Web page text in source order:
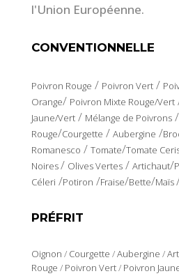
l'Union Européenne.
CONVENTIONNELLE
Poivron Rouge / Poivron Vert/
Orange/ Poivron Mixte Rouge/Vert
Jaune/Vert/ Mélange de Poivrons/
Rouge/Courgette / Aubergine /
Romanesco / Tomate/Tomate
Noires/ Olives Vertes/ Artichaut/
Céleri /Potiron /Fraise/Bette/Maïs
PRÉFRIT
Oignon / Courgette /Aubergine /
Rouge / Poivron Vert/ Poivron